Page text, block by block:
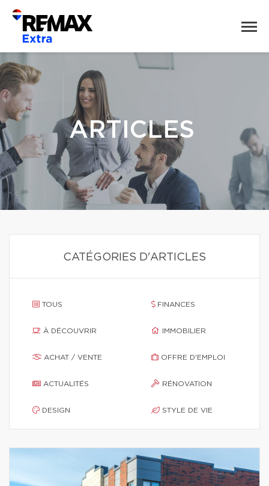
ARTICLES
CATÉGORIES D'ARTICLES
TOUS
À DÉCOUVRIR
ACHAT / VENTE
ACTUALITÉS
DESIGN
FINANCES
IMMOBILIER
OFFRE D'EMPLOI
RÉNOVATION
STYLE DE VIE